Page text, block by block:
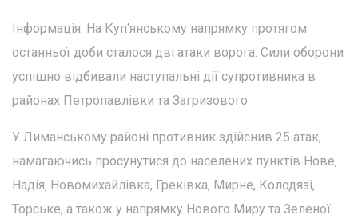
Інформація: На Куп'янському напрямку протягом
останньої доби сталося дві атаки ворога. Сили оборони
успішно відбивали наступальні дії супротивника в
районах Петропавлівки та Загризового.
У Лиманському районі противник здійснив 25 атак,
намагаючись просунутися до населених пунктів Нове,
Надія, Новомихайлівка, Греківка, Мирне, Колодязі,
Торське, а також у напрямку Нового Миру та Зеленої